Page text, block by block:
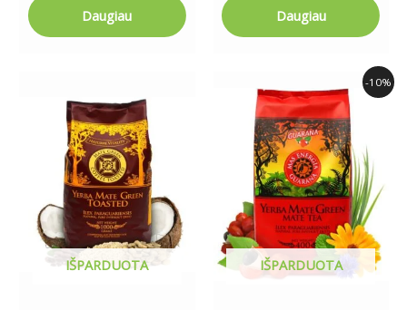
Daugiau Daugiau
IŠPARDUOTA
-10%
IŠPARDUOTA
Price
range:
8.99€
through
18.99€
product
has
multiple
variants.
The
options
may
be
chosen